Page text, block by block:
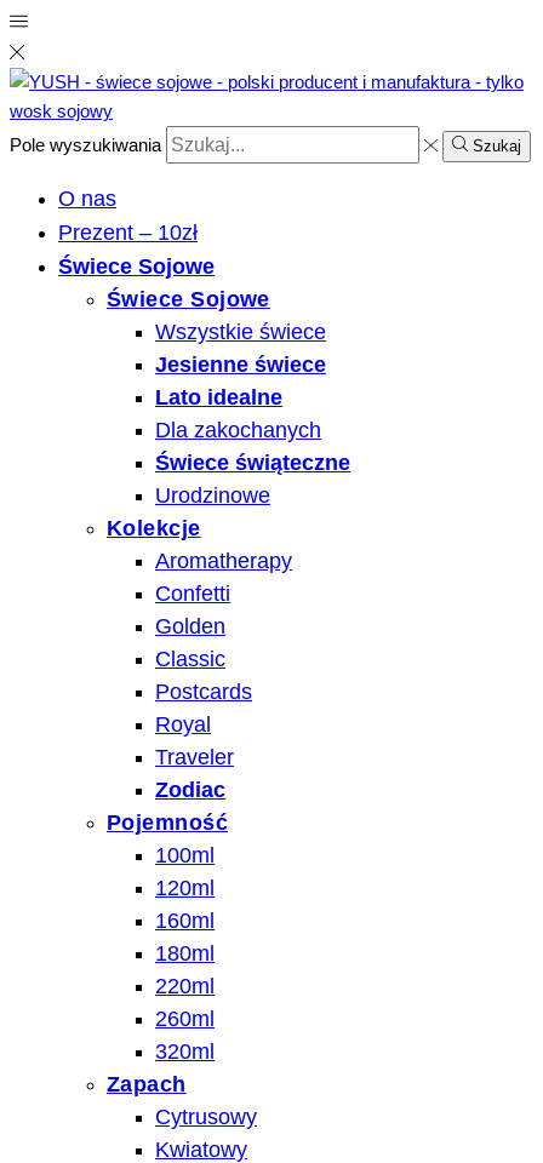
Pole wyszukiwania Szukaj
O nas
Prezent – 10zł
Świece Sojowe
Świece Sojowe
Wszystkie świece
Jesienne świece
Lato idealne
Dla zakochanych
Świece świąteczne
Urodzinowe
Kolekcje
Aromatherapy
Confetti
Golden
Classic
Postcards
Royal
Traveler
Zodiac
Pojemność
100ml
120ml
160ml
180ml
220ml
260ml
320ml
Zapach
Cytrusowy
Kwiatowy